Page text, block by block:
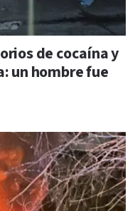
de cocaína y
un hombre fue